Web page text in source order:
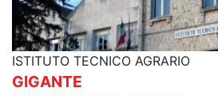
ISTITUTO TECNICO AGRARIO
GIGANTE